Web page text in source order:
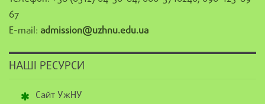
67
E-mail: admission@uzhnu.edu.ua
НАШІ РЕСУРСИ
Сайт УжНУ